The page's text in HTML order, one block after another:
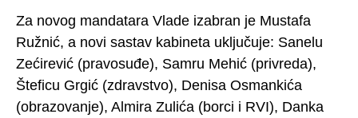
Za novog mandatara Vlade izabran je Mustafa
Ružnić, a novi sastav kabineta uključuje: Sanelu
Zećirević (pravosuđe), Samru Mehić (privreda),
Šteficu Grgić (zdravstvo), Denisa Osmankića
(obrazovanje), Almira Zulića (borci i RVI), Danka